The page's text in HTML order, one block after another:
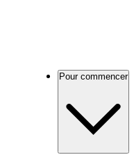
Pour commencer